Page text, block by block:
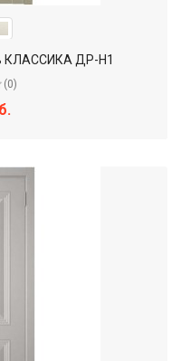
КЛАССИКА ДР-Н1
(0)